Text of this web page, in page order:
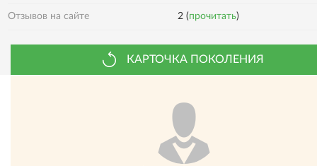
Отзывов на сайте 2 (прочитать)
КАРТОЧКА ПОКОЛЕНИЯ